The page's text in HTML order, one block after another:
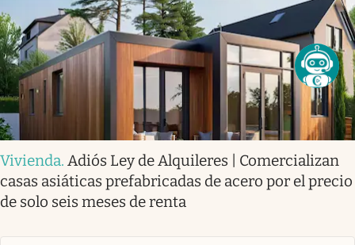
Vivienda. Adiós Ley de Alquileres | Comercializan
casas asiáticas prefabricadas de acero por el precio
de solo seis meses de renta